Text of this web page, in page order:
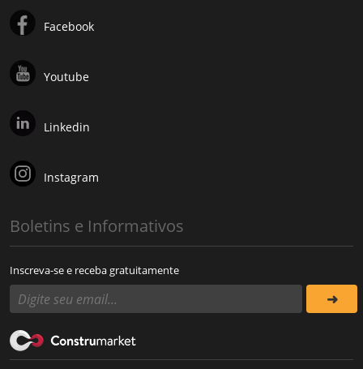
Facebook
Youtube
Linkedin
Instagram
Boletins e Informativos
Inscreva-se e receba gratuitamente